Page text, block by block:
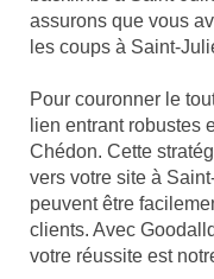
assurons que vous
les coups à Saint-
Pour couronner le
lien entrant robustes
Chédon. Cette
vers votre site à
peuvent être
clients. Avec
votre réussite est